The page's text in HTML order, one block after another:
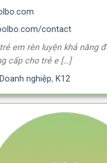
contact
em rèn luyện khả năng
cấp cho trẻ e […]
Doanh nghiệp, K12